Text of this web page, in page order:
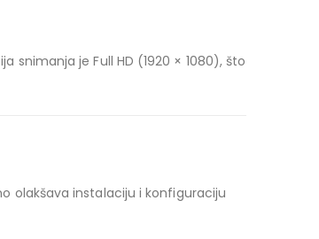
je Full HD (1920 × 1080), što
olakšava instalaciju i konfiguraciju